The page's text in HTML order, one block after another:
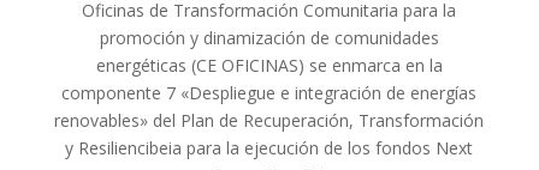
Oficinas de Transformación Comunitaria para la
promoción y dinamización de comunidades
energéticas (CE OFICINAS) se enmarca en la
componente 7 «Despliegue e integración de energías
renovables» del Plan de Recuperación, Transformación
y Resiliencibeia para la ejecución de los fondos Next